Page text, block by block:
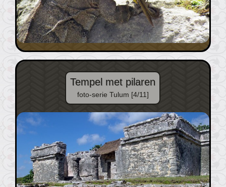
Tempel met pilaren
foto-serie Tulum [4/11]